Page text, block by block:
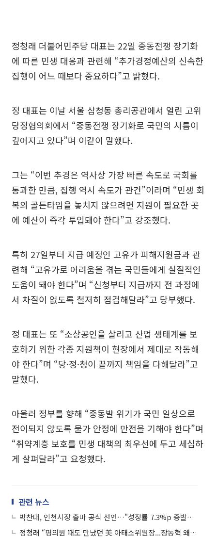
정청래 더불어민주당 대표는 22일 중동전쟁 장기화
에 따른 민생 대응과 관련해 “추가경정예산의 신속한
집행이 어느 때보다 중요하다”고 밝혔다.
정 대표는 이날 서울 삼청동 총리공관에서 열린 고위
당정협의회에서 “중동전쟁 장기화로 국민의 시름이
깊어지고 있다”며 이같이 말했다.
그는 “이번 추경은 역사상 가장 빠른 속도로 국회를
통과한 만큼, 집행 역시 속도가 관건”이라며 “민생 회
복의 골든타임을 놓치지 않으려면 지원이 필요한 곳
에 예산이 즉각 투입돼야 한다”고 강조했다.
특히 27일부터 지급 예정인 고유가 피해지원금과 관
련해 “고유가로 어려움을 겪는 국민들에게 실질적인
도움이 돼야 한다”며 “신청부터 지급까지 전 과정에
서 차질이 없도록 철저히 점검해달라”고 당부했다.
정 대표는 또 “소상공인을 살리고 산업 생태계를 보
호하기 위한 각종 지원책이 현장에서 제대로 작동해
야 한다”며 “당·정·청이 끝까지 책임을 다해달라”고
말했다.
아울러 정부를 향해 “중동발 위기가 국민 일상으로
전이되지 않도록 물가 안정에 만전을 기해야 한다”며
“취약계층 보호를 민생 대책의 최우선에 두고 세심하
게 살펴달라”고 요청했다.
관련 뉴스
박찬대, 인천시장 출마 공식 선언…"성장률 7.3%p 증발한 무능 시정 심판"
정청래 “평의원 때도 만났던 美 아태소위원장...장동혁 왜 못 만났나"